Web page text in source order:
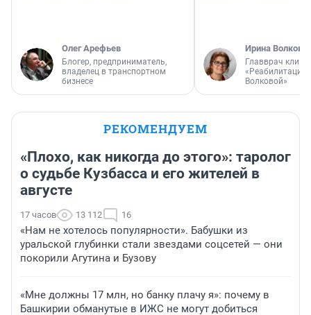
Олег Арефьев
Блогер, предприниматель,
владелец в транспортном
бизнесе
Ирина Волкова
Главврач
«Реабилитация
Волковой»
РЕКОМЕНДУЕМ
«Плохо, как никогда до этого»: таролог
о судьбе Кузбасса и его жителей в
августе
17 часов 13 112 16
«Нам не хотелось популярности». Бабушки из
уральской глубинки стали звездами соцсетей — они
покорили Агутина и Бузову
«Мне должны 17 млн, но банку плачу я»: почему в
Башкирии обманутые в ИЖС не могут добиться